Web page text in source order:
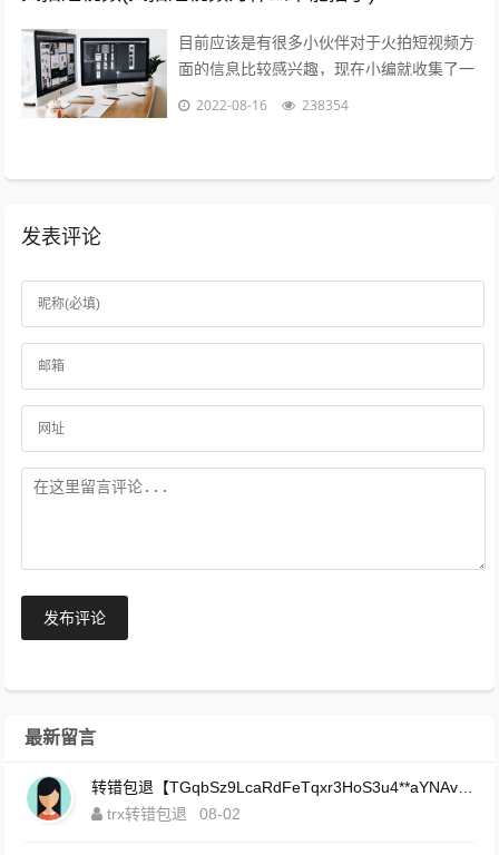
目前应该是有很多小伙伴对于火拍短视频方
面的信息比较感兴趣，现在小编就收集了一
些与火拍短视频为什么不能播了相关的信息
2022-08-16 238354
发表评论
发布评论
最新留言
trx转错包退
08-02